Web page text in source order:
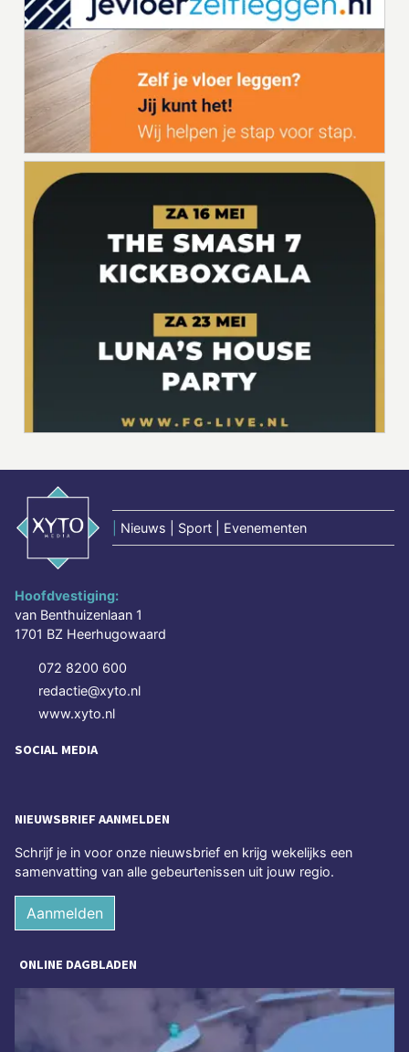
Nieuws | Sport | Evenementen
Hoofdvestiging:
van Benthuizenlaan 1
1701 BZ Heerhugowaard
072 8200 600
redactie@xyto.nl
www.xyto.nl
SOCIAL MEDIA
NIEUWSBRIEF AANMELDEN
Schrijf je in voor onze nieuwsbrief en krijg wekelijks een
samenvatting van alle gebeurtenissen uit jouw regio.
Aanmelden
ONLINE DAGBLADEN